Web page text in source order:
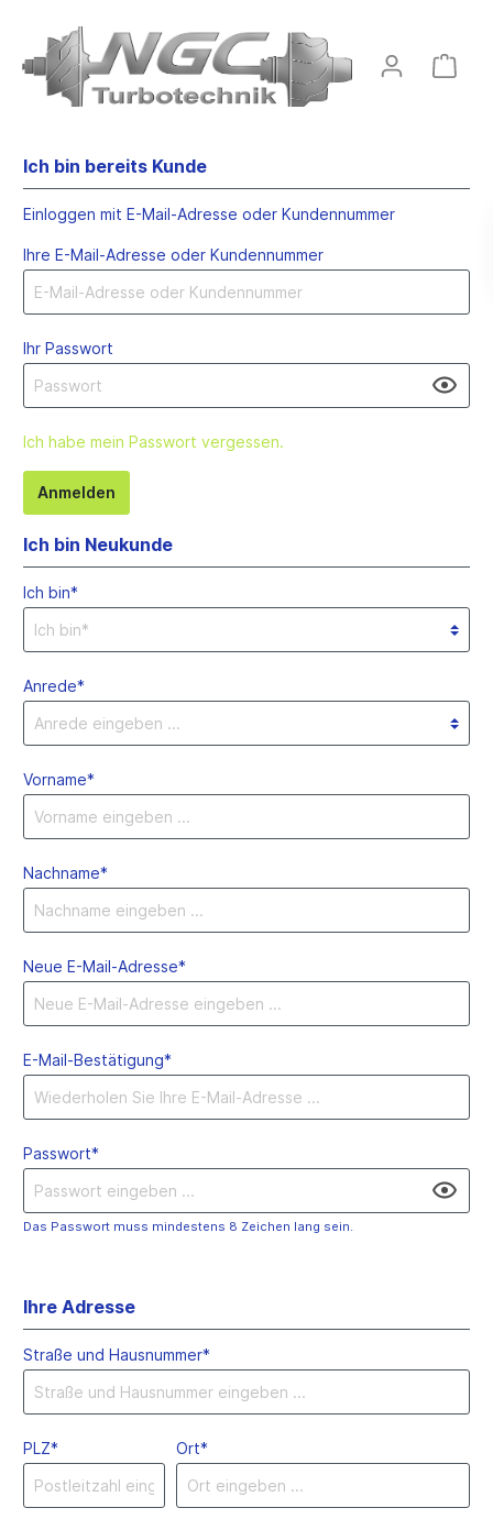
Ich bin bereits Kunde
Einloggen mit E-Mail-Adresse oder Kundennummer
Ihre E-Mail-Adresse oder Kundennummer
Ihr Passwort
Ich habe mein Passwort vergessen.
Anmelden
Ich bin Neukunde
Ich bin*
Anrede*
Vorname*
Nachname*
Neue E-Mail-Adresse*
E-Mail-Bestätigung*
Passwort*
Das Passwort muss mindestens 8 Zeichen lang sein.
Ihre Adresse
Straße und Hausnummer*
PLZ* Ort*